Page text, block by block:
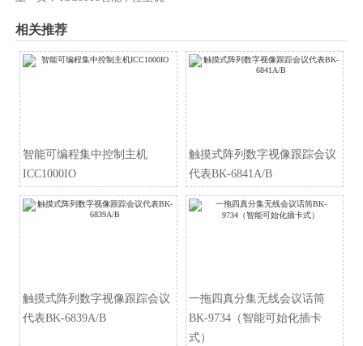
相关推荐
智能可编程集中控制主机
ICC1000IO
触摸式阵列数字视像跟踪会议
代表BK-6841A/B
触摸式阵列数字视像跟踪会议
代表BK-6839A/B
一拖四真分集无线会议话筒
BK-9734（智能可始化插卡
式）